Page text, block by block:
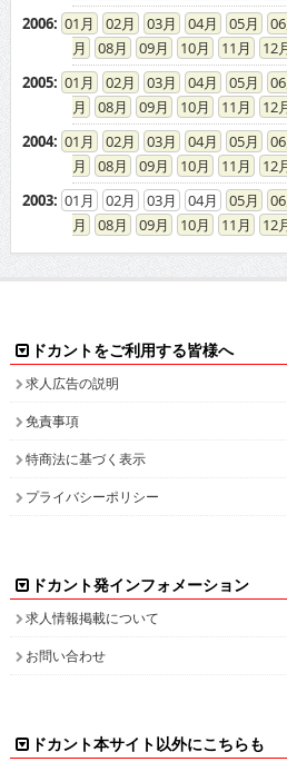
2006: 01 02 03 04 05 06
08
09 10 11
12
2005: 01 02 03 04 05 06
08
09 10 11
12
2004: 01 02 03 04 05 06
08
09 10 11
12
2003: 01 02 03 04 05 06
08
09 10 11 12
ドカントをご利用する皆様へ
求人広告の説明
免責事項
特商法に基づく表示
プライバシーポリシー
ドカント発インフォメーション
求人情報掲載について
お問い合わせ
ドカント本サイト以外にこちらも